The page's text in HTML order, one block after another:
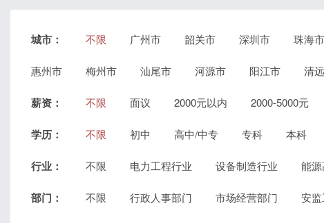
城市： 不限 广州市 韶关市 深圳市 珠海市
惠州市 梅州市 汕尾市 河源市 阳江市 清
薪资： 不限 面议 2000元以内 2000-5000元
学历： 不限 初中 高中/中专 专科 本科
行业： 不限 电力工程行业 设备制造行业 能
部门： 不限 行政人事部门 市场经营部门 安